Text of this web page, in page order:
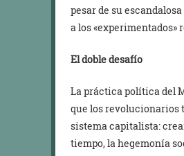
pesar de su
a los «experimentados»
El doble desafío
La práctica política del
que los revolucionarios
sistema capitalista:
tiempo, la hegemonía